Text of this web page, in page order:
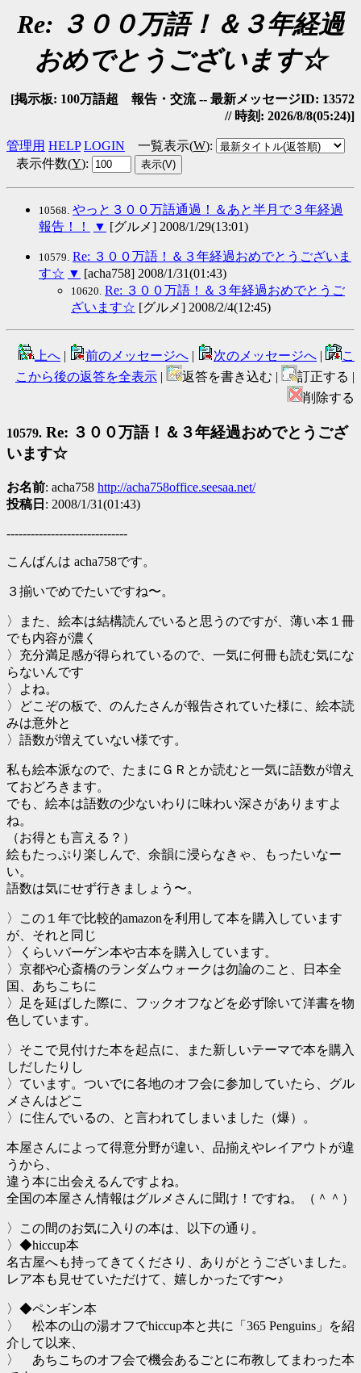
Re: ３００万語！＆３年経過
おめでとうございます☆
[掲示板: 100万語超 報告・交流 -- 最新メッセージID: 13572
// 時刻: 2026/8/8(05:24)]
管理用 HELP LOGIN 一覧表示(W):
表示件数(Y):
10568. やっと３００万語通過！＆あと半月で３年経過
報告！！
▼ [グルメ] 2008/1/29(13:01)
10579. Re: ３００万語！＆３年経過おめでとうございま
す☆ ▼ [acha758] 2008/1/31(01:43)
10620. Re: ３００万語！＆３年経過おめでとうご
ざいます☆ [グルメ] 2008/2/4(12:45)
上へ | 前のメッセージへ | 次のメッセージへ |
こ
こから後の返答を全表示 | 返答を書き込む |
訂正する |
削除する
10579. Re: ３００万語！＆３年経過おめでとうござ
います☆
お名前: acha758 http://acha758office.seesaa.net/
投稿日 : 2008/1/31(01:43)
------------------------------
こんばんは acha758です。
３揃いでめでたいですね〜。
〉また、絵本は結構読んでいると思うのですが、薄い本１冊
でも内容が濃く
〉充分満足感が得られているので、一気に何冊も読む気にな
らないんです
〉よね。
〉どこぞの板で、のんたさんが報告されていた様に、絵本読
みは意外と
〉語数が増えていない様です。
私も絵本派なので、たまにＧＲとか読むと一気に語数が増え
ておどろきます。
でも、絵本は語数の少ないわりに味わい深さがありますよ
ね。
（お得とも言える？）
絵もたっぷり楽しんで、余韻に浸らなきゃ、もったいなー
い。
語数は気にせず行きましょう〜。
〉この１年で比較的amazonを利用して本を購入しています
が、それと同じ
〉くらいバーゲン本や古本を購入しています。
〉京都や心斎橋のランダムウォークは勿論のこと、日本全
国、あちこちに
〉足を延ばした際に、フックオフなどを必ず除いて洋書を物
色しています。
〉そこで見付けた本を起点に、また新しいテーマで本を購入
しだしたりし
〉ています。ついでに各地のオフ会に参加していたら、グル
メさんはどこ
〉に住んでいるの、と言われてしまいました（爆）。
本屋さんによって得意分野が違い、品揃えやレイアウトが違
うから、
違う本に出会えるんですよね。
全国の本屋さん情報はグルメさんに聞け！ですね。（＾＾）
〉この間のお気に入りの本は、以下の通り。
〉◆hiccup本
名古屋へも持ってきてくださり、ありがとうございました。
レア本も見せていただけて、嬉しかったです〜♪
〉◆ペンギン本
〉 松本の山の湯オフでhiccup本と共に「365 Penguins」を紹
介して以来、
〉 あちこちのオフ会で機会あるごとに布教してまわった本